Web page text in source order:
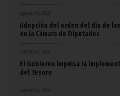
agosto 05, 2026
Adopción del orden del día de
en la Cámara de Diputados
agosto 05, 2026
El Gobierno impulsa la
del Tesoro
agosto 04, 2026